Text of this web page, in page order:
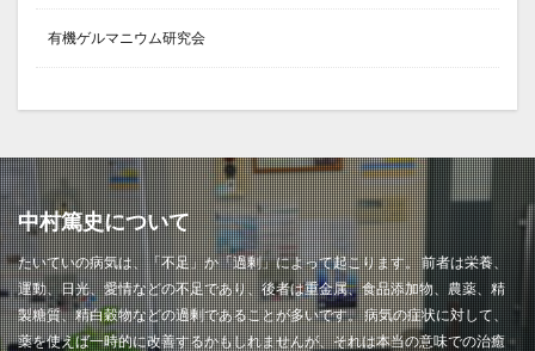
有機ゲルマニウム研究会
中村篤史について
たいていの病気は、「不足」か「過剰」によって起こります。 前者は栄養、
運動、日光、愛情などの不足であり、後者は重金属、食品添加物、農薬、精
製糖質、精白穀物などの過剰であることが多いです。 病気の症状に対して、
薬を使えば一時的に改善するかもしれませんが、それは本当の意味での治癒